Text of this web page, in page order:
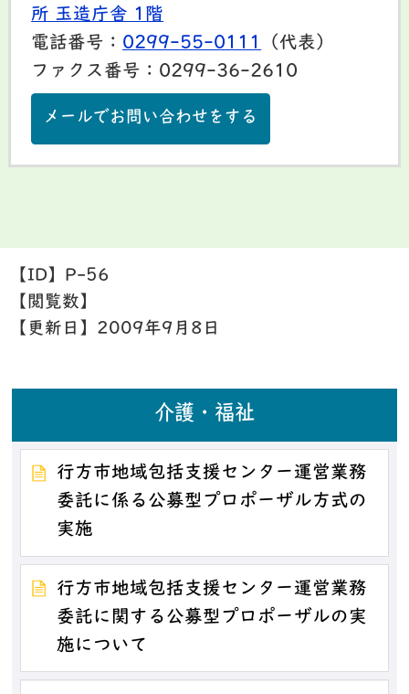
所 玉造庁舎 1階
電話番号： 0299-55-0111
（代表）
ファクス番号：0299-36-2610
メールでお問い合わせをする
【ID】 P-56
【閲覧数】
【更新日】 2009年9月8日
介護・福祉
行方市地域包括支援センター運営業務
委託に係る公募型プロポーザル方式の
実施
行方市地域包括支援センター運営業務
委託に関する公募型プロポーザルの実
施について